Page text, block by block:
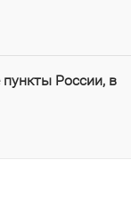
России, в